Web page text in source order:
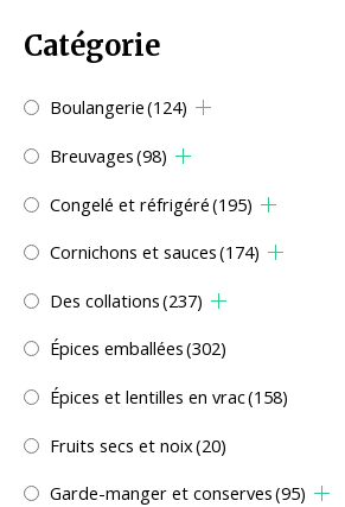
Catégorie
Boulangerie(124)
Breuvages(98)
Congelé et réfrigéré(195)
Cornichons et sauces(174)
Des collations(237)
Épices emballées(302)
Épices et lentilles en vrac(158)
Fruits secs et noix(20)
Garde-manger et conserves(95)